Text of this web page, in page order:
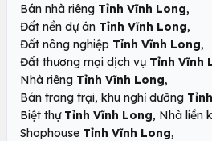
Bán nhà riêng Tỉnh Vĩnh Long,
Đất nền dự án Tỉnh Vĩnh Long,
Đất nông nghiệp Tỉnh Vĩnh Long,
Đất thương mại dịch vụ Tỉnh Vĩnh
Nhà riêng Tỉnh Vĩnh Long,
Bán trang trại, khu nghỉ dưỡng
Biệt thự Tỉnh Vĩnh Long, Nhà liền
Shophouse Tỉnh Vĩnh Long,